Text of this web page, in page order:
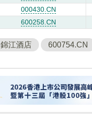
000430.CN
600258.CN
錦江酒店 600754.CN